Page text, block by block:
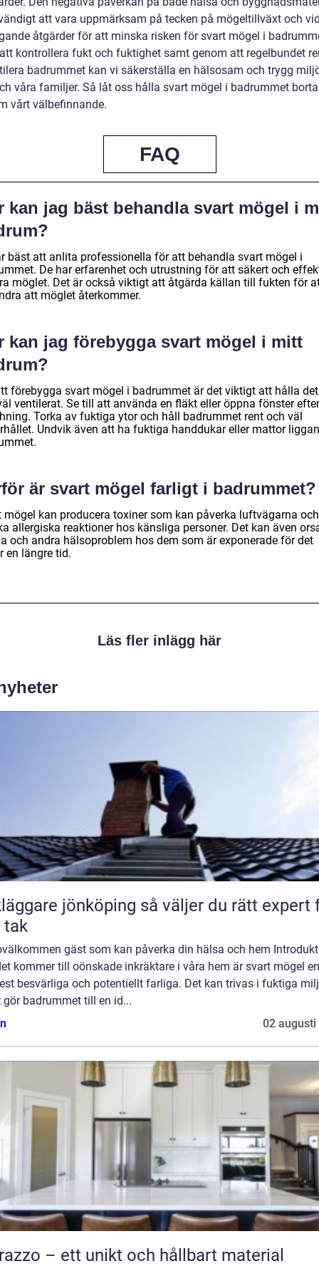
att vara uppmärksam på tecken på mögeltillväxt och
åtgärder för att minska risken för svart mögel i
kontrollera fukt och fuktighet samt genom att regelbundet
badrummet kan vi säkerställa en hälsosam och trygg
våra familjer. Så låt oss hålla svart mögel i badrummet
vårt välbefinnande.
FAQ
kan jag bäst behandla svart mögel i
bäst att anlita professionella för att behandla svart mögel i
De har erfarenhet och utrustning för att säkert och
möglet. Det är också viktigt att åtgärda källan till fukten för
att möglet återkommer.
kan jag förebygga svart mögel i mitt
förebygga svart mögel i badrummet är det viktigt att hålla
ventilerat. Se till att använda en fläkt eller öppna fönster efter
Torka av fuktiga ytor och håll badrummet rent och väl
Undvik även att ha fuktiga handdukar eller mattor
är svart mögel farligt i badrummet?
mögel kan producera toxiner som kan påverka luftvägarna och
allergiska reaktioner hos känsliga personer. Det kan även
och andra hälsoproblem hos dem som är exponerade för det
en längre tid.
Läs fler inlägg här
jönköping så väljer du rätt expert för
gäst som kan påverka din hälsa och hem
kommer till oönskade inkräktare i våra hem är svart mögel
besvärliga och potentiellt farliga. Det kan trivas i fuktiga
gör badrummet till en id...
02 augusti
– ett unikt och hållbart material